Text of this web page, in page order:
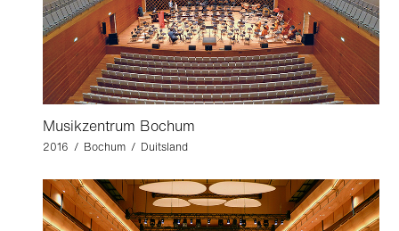
Musikzentrum Bochum
2016 / Bochum / Duitsland